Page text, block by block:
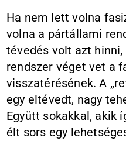
Ha nem lett volna
volna a pártállami
tévedés volt azt
rendszer véget vet a
visszatérésének. A
egy eltévedt, nagy
Együtt sokakkal, akik
élt sors egy